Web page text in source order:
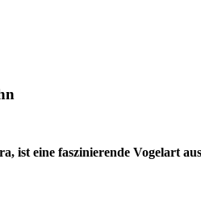
ist eine faszinierende Vogelart